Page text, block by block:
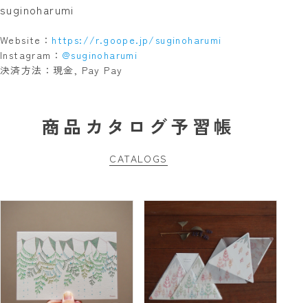
suginoharumi
Website： https://r.goope.jp/suginoharumi
Instagram： @suginoharumi
決済方法：現金, Pay Pay
商品カタログ予習帳
CATALOGS